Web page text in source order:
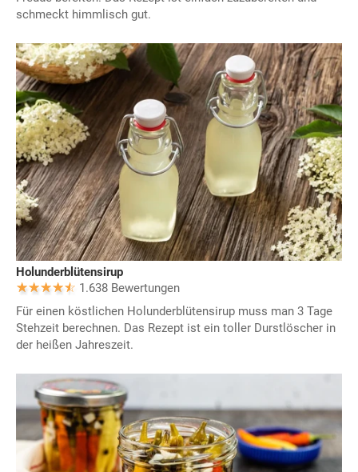
schmeckt himmlisch gut.
Holunderblütensirup
1.638 Bewertungen
Für einen köstlichen Holunderblütensirup muss man 3 Tage
Stehzeit berechnen. Das Rezept ist ein toller Durstlöscher in
der heißen Jahreszeit.